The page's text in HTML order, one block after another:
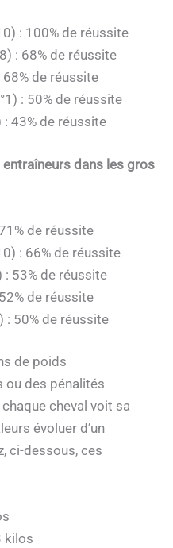
: 100% de réussite
: 68% de réussite
de réussite
: 50% de réussite
: 43% de réussite
dans les gros
de réussite
: 66% de réussite
: 53% de réussite
de réussite
: 50% de réussite
de poids
ou des pénalités
cheval voit sa
évoluer d’un
ci-dessous, ces
kilos